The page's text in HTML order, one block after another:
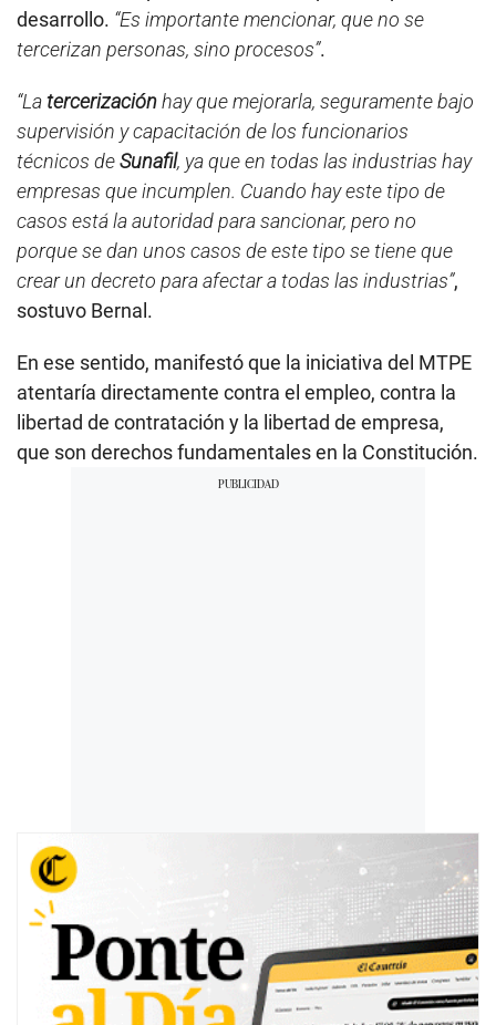
desarrollo. “Es importante mencionar, que no se
tercerizan personas, sino procesos”.
“Latercerizaciónhay que mejorarla, seguramente bajo
supervisión y capacitación de los funcionarios
técnicos deSunafil, ya que en todas las industrias hay
empresas que incumplen. Cuando hay este tipo de
casos está la autoridad para sancionar, pero no
porque se dan unos casos de este tipo se tiene que
crear un decreto para afectar a todas las industrias”,
sostuvo Bernal.
En ese sentido, manifestó que la iniciativa del MTPE
atentaría directamente contra el empleo, contra la
libertad de contratación y la libertad de empresa,
que son derechos fundamentales en la Constitución.